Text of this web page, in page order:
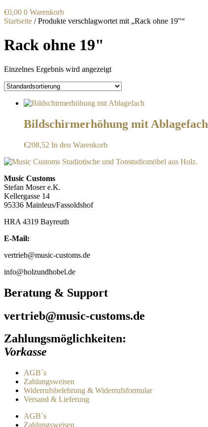
€0,00 0 Warenkorb
Startseite / Produkte verschlagwortet mit „Rack ohne 19"“
Rack ohne 19"
Einzelnes Ergebnis wird angezeigt
Bildschirmerhöhung mit Ablagefach
€208,52 In den Warenkorb
Music Customs
Stefan Moser e.K.
Kellergasse 14
95336 Mainleus/Fassoldshof
HRA 4319 Bayreuth
E-Mail:
vertrieb@music-customs.de
info@holzundhobel.de
Beratung & Support
vertrieb@music-customs.de
Zahlungsmöglichkeiten:
Vorkasse
AGB´s
Zahlungsweisen
Widerrufsbelehrung & Widerrufsformular
Versand & Lieferung
AGB´s
Zahlungsweisen